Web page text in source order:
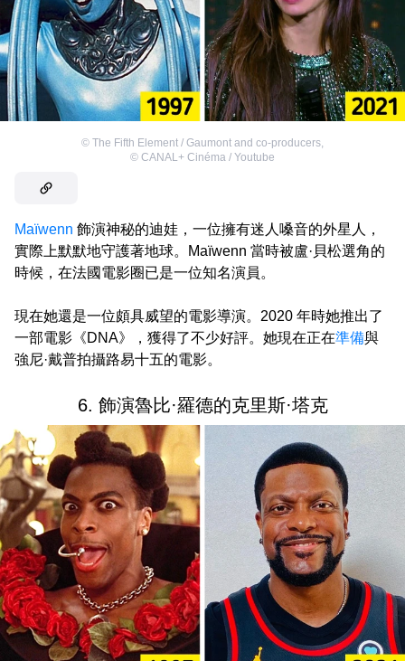
© The Fifth Element / Gaumont and co-producers
© CANAL+ Cinéma / Youtube
Maïwenn 飾演神秘的迪娃，一位擁有迷人嗓音的外星人，
實際上默默地守護著地球。Maïwenn 當時被盧·貝松選角的
時候，在法國電影圈已是一位知名演員。
現在她還是一位頗具威望的電影導演。2020 年時她推出了
一部電影《DNA》，獲得了不少好評。她現在正在準備與
強尼·戴普拍攝路易十五的電影。
6. 飾演魯比·羅德的克里斯·塔克